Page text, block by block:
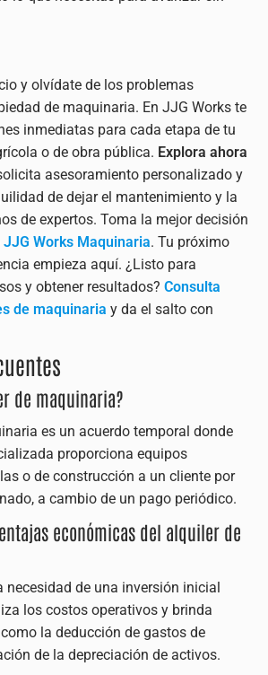
y olvídate de los problemas
de maquinaria. En JJG Works te
inmediatas para cada etapa de tu
o de obra pública. Explora ahora
asesoramiento personalizado y
de dejar el mantenimiento y la
de expertos. Toma la mejor decisión
JJG Works Maquinaria. Tu próximo
empieza aquí. ¿Listo para
y obtener resultados? Consulta
de maquinaria y da el salto con
de maquinaria?
es un acuerdo temporal donde
proporciona equipos
o de construcción a un cliente por
a cambio de un pago periódico.
económicas del alquiler de
necesidad de una inversión inicial
los costos operativos y brinda
la deducción de gastos de
de la depreciación de activos.